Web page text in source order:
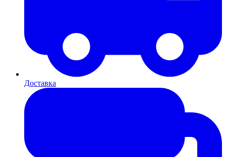
Доставка